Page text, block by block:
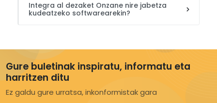
Integra al dezaket Onzane nire jabetza
kudeatzeko softwarearekin?
Gure buletinak inspiratu, informatu eta
harritzen ditu
Ez galdu gure urratsa, inkonformistak gara